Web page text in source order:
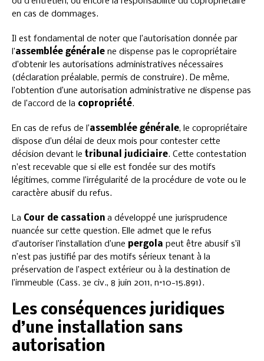
en cas de dommages.
Il est fondamental de noter que l’autorisation donnée par
l’assemblée générale ne dispense pas le copropriétaire
d’obtenir les autorisations administratives nécessaires
(déclaration préalable, permis de construire). De même,
l’obtention d’une autorisation administrative ne dispense pas
de l’accord de la copropriété.
En cas de refus de l’assemblée générale, le copropriétaire
dispose d’un délai de deux mois pour contester cette
décision devant le tribunal judiciaire. Cette contestation
n’est recevable que si elle est fondée sur des motifs
légitimes, comme l’irrégularité de la procédure de vote ou le
caractère abusif du refus.
La Cour de cassation a développé une jurisprudence
nuancée sur cette question. Elle admet que le refus
d’autoriser l’installation d’une pergola peut être abusif s’il
n’est pas justifié par des motifs sérieux tenant à la
préservation de l’aspect extérieur ou à la destination de
l’immeuble (Cass. 3e civ., 8 juin 2011, n°10-15.891).
Les conséquences juridiques
d’une installation sans
autorisation